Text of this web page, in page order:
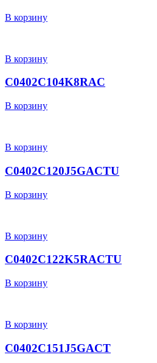
В корзину
В корзину
C0402C104K8RAC
В корзину
В корзину
C0402C120J5GACTU
В корзину
В корзину
C0402C122K5RACTU
В корзину
В корзину
C0402C151J5GACT